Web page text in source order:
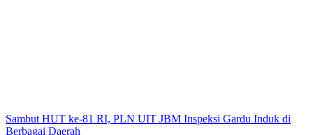
Sambut HUT ke-81 RI, PLN UIT JBM Inspeksi Gardu Induk di
Berbagai Daerah